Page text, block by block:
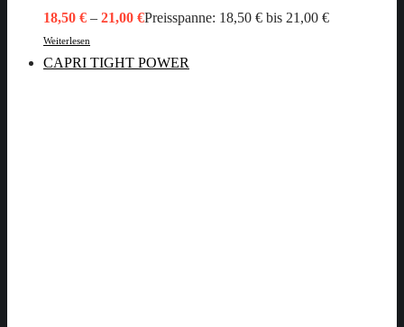
18,50 € – 21,00 €Preisspanne: 18,50 € bis 21,00 €
Weiterlesen
CAPRI TIGHT POWER